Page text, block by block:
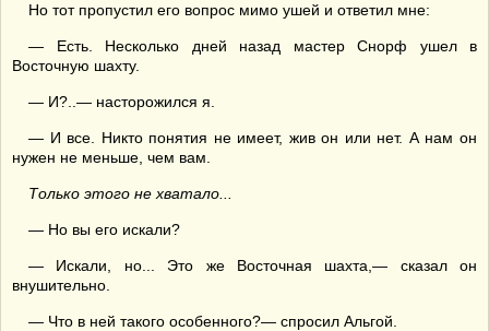
Но тот пропустил его вопрос мимо ушей и ответил мне:
— Есть. Несколько дней назад мастер Снорф ушел в
Восточную шахту.
— И?..— насторожился я.
— И все. Никто понятия не имеет, жив он или нет. А нам он
нужен не меньше, чем вам.
Только этого не хватало...
— Но вы его искали?
— Искали, но... Это же Восточная шахта,— сказал он
внушительно.
— Что в ней такого особенного?— спросил Альгой.